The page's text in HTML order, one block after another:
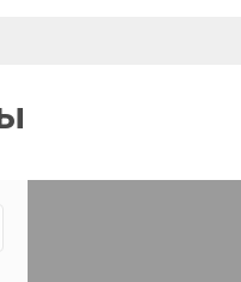
объяснил причины,
Спасибо Максиму лично